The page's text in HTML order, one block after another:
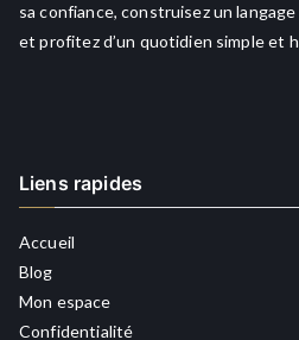
sa confiance, construisez un
et profitez d’un quotidien simple et
Liens rapides
Accueil
Blog
Mon espace
Confidentialité